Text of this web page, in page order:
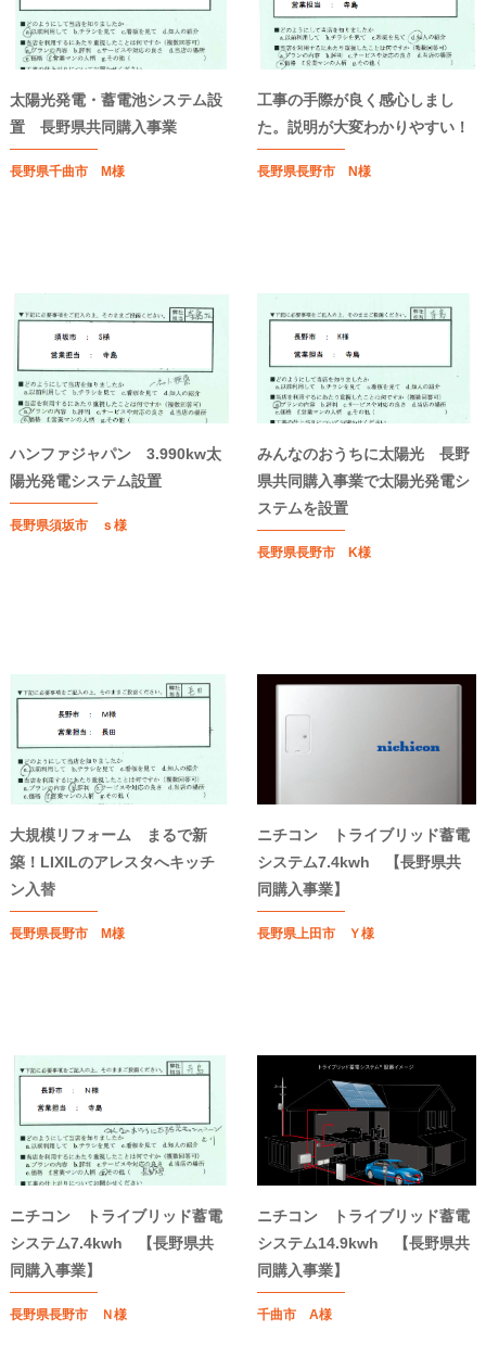
太陽光発電・蓄電池システム設
置 長野県共同購入事業
長野県千曲市 M様
工事の手際が良く感心しまし
た。説明が大変わかりやすい！
長野県長野市 N様
ハンファジャパン 3.990kw太
陽光発電システム設置
長野県須坂市 ｓ様
みんなのおうちに太陽光 長野
県共同購入事業で太陽光発電シ
ステムを設置
長野県長野市 K様
大規模リフォーム まるで新
築！LIXILのアレスタへキッチ
ン入替
長野県長野市 M様
ニチコン トライブリッド蓄電
システム7.4kwh 【長野県共
同購入事業】
長野県上田市 Ｙ様
ニチコン トライブリッド蓄電
システム7.4kwh 【長野県共
同購入事業】
長野県長野市 Ｎ様
ニチコン トライブリッド蓄電
システム14.9kwh 【長野県共
同購入事業】
千曲市 A様